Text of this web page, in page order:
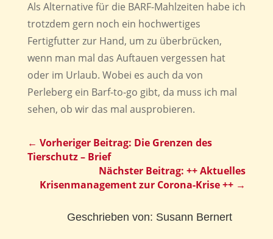
Als Alternative für die BARF-Mahlzeiten habe ich
trotzdem gern noch ein hochwertiges
Fertigfutter zur Hand, um zu überbrücken,
wenn man mal das Auftauen vergessen hat
oder im Urlaub. Wobei es auch da von
Perleberg ein Barf-to-go gibt, da muss ich mal
sehen, ob wir das mal ausprobieren.
← Vorheriger Beitrag: Die Grenzen des
Tierschutz – Brief
Nächster Beitrag: ++ Aktuelles
Krisenmanagement zur Corona-Krise ++ →
Geschrieben von: Susann Bernert